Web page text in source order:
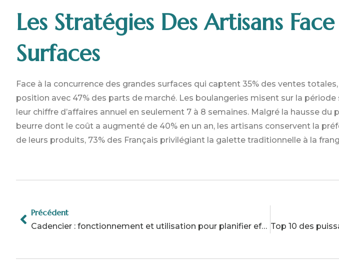
Les Stratégies Des Artisans
Surfaces
Face à la concurrence des grandes surfaces qui captent 35% des ventes
position avec 47% des parts de marché. Les boulangeries misent sur la période
leur chiffre d’affaires annuel en seulement 7 à 8 semaines. Malgré la hausse
beurre dont le coût a augmenté de 40% en un an, les artisans conservent la
de leurs produits, 73% des Français privilégiant la galette traditionnelle à la
Précédent
Cadencier : fonctionnement et utilisation pour planifier efficacement vos sprints agiles